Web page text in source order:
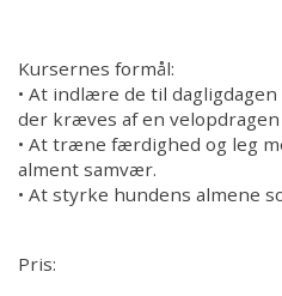
Kursernes formål:
• At indlære de til
der kræves af en velopdragen
• At træne færdighed og leg
alment samvær.
• At styrke hundens almene
Pris: